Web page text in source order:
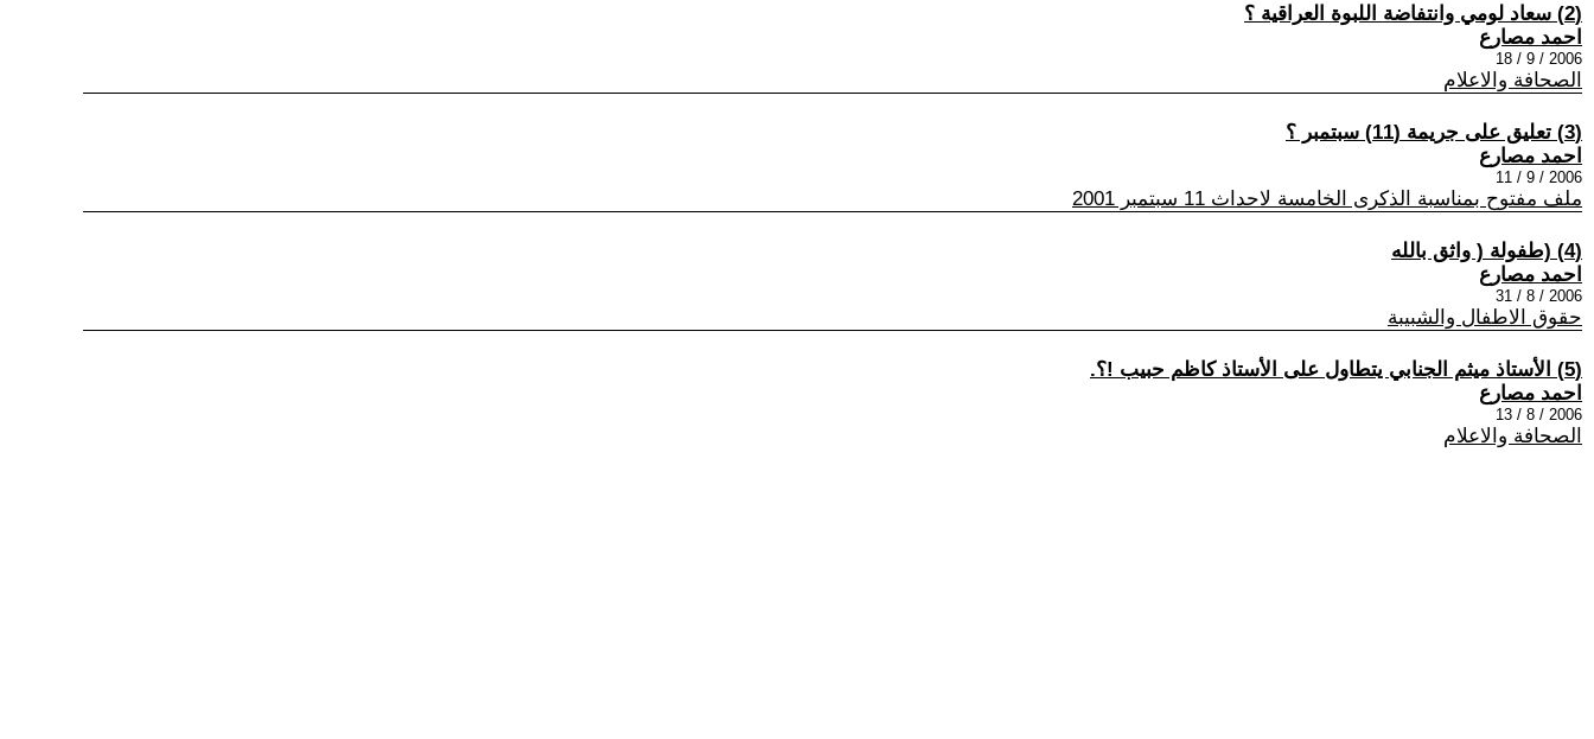
(2) سعاد لومي وانتفاضة اللبوة العراقية ؟
احمد مصارع
2006 / 9 / 18
الصحافة والاعلام
(3) تعليق على جريمة (11) سبتمبر ؟
احمد مصارع
2006 / 9 / 11
ملف مفتوح بمناسبة الذكرى الخامسة لاحداث 11 سبتمبر 2001
(4) (طفولة ( واثق بالله
احمد مصارع
2006 / 8 / 31
حقوق الاطفال والشبيبة
(5) الأستاذ ميثم الجنابي يتطاول على الأستاذ كاظم حبيب !؟.
احمد مصارع
2006 / 8 / 13
الصحافة والاعلام